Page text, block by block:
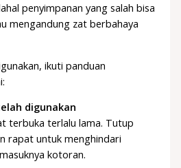
penyimpanan yang salah bisa
mengandung zat berbahaya
ikuti panduan
digunakan
terbuka terlalu lama. Tutup
rapat untuk menghindari
kotoran.